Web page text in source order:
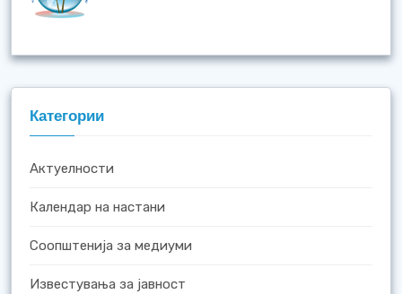
Категории
Актуелности
Календар на настани
Соопштенија за медиуми
Известувања за јавност